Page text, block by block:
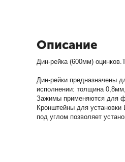
Описание
Дин-рейка (600мм)
Дин-рейки предназначены
исполнении: толщина
Зажимы применяются для
Кронштейны для установки
под углом позволяет